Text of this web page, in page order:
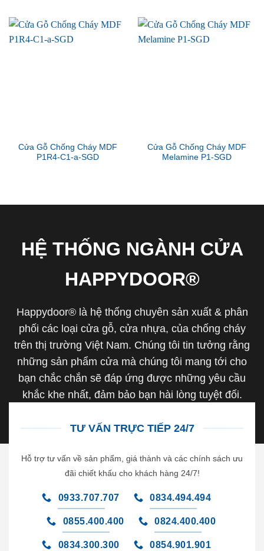
Cửa Gỗ Chống Cháy MDF
P1R4-C1-a-SGD
Cửa Gỗ Chống Cháy MDF
Melamine P1-SGD
HỆ THỐNG NGÀNH CỬA
HAPPYDOOR®
Happydoor® là hệ thống chuyên sản xuất & phân
phối các loại cửa gỗ, cửa nhựa, của chống cháy
trên thị trường Việt Nam. Chúng tôi tin tưởng rằng
những sản phẩm cửa mà chúng tôi mang tới cho
bạn chắc chắn sẽ đáp ứng được những yêu cầu
khắc khe nhất, đảm bảo bạn hài lòng tuyệt đối.
TƯ VẤN TRỰC TIẾP 24/7
Hỗ trợ tư vấn về sản phẩm, giá thành và các chính sách ưu
đãi chiết khấu cho khách hàng 24/7!
0933.707.707 0834.494.494
0855.400.400 0824.400.400
0834.300.300 0854.901.901